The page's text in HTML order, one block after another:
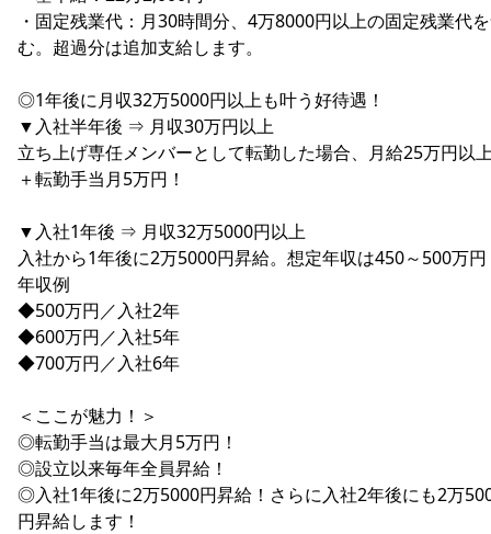
・固定残業代：月30時間分、4万8000円以上の固定残業代
む。超過分は追加支給します。
◎1年後に月収32万5000円以上も叶う好待遇！
▼入社半年後 ⇒ 月収30万円以上
立ち上げ専任メンバーとして転勤した場合、月給25万円以
＋転勤手当月5万円！
▼入社1年後 ⇒ 月収32万5000円以上
入社から1年後に2万5000円昇給。想定年収は450～500万円
年収例
◆500万円／入社2年
◆600万円／入社5年
◆700万円／入社6年
＜ここが魅力！＞
◎転勤手当は最大月5万円！
◎設立以来毎年全員昇給！
◎入社1年後に2万5000円昇給！さらに入社2年後にも2万
円昇給します！